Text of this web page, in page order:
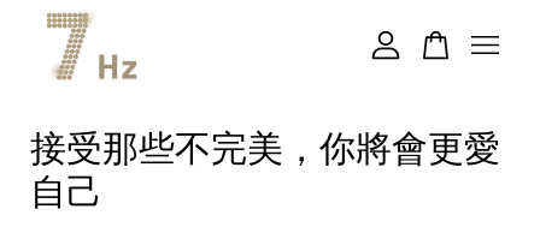
接受那些不完美，你將會更愛
自己
您的購物車目前還是空的。